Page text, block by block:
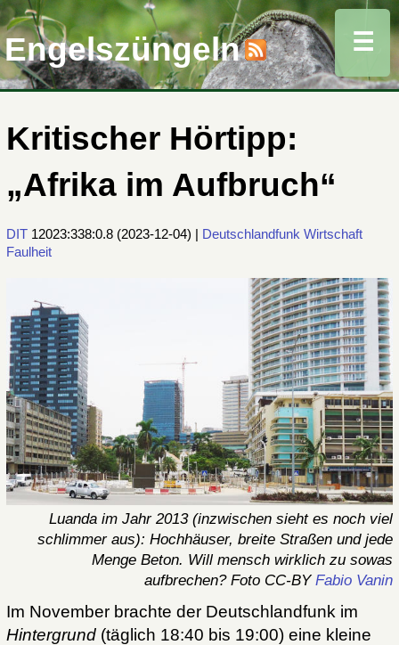
Engelszüngeln
Kritischer Hörtipp:
„Afrika im Aufbruch“
DIT 12023:338:0.8 (2023-12-04) | Deutschlandfunk Wirtschaft
Faulheit
Luanda im Jahr 2013 (inzwischen sieht es noch viel
schlimmer aus): Hochhäuser, breite Straßen und jede
Menge Beton. Will mensch wirklich zu sowas
aufbrechen? Foto CC-BYFabio Vanin
Im November brachte der Deutschlandfunk im
Hintergrund(täglich 18:40 bis 19:00) eine kleine
☰